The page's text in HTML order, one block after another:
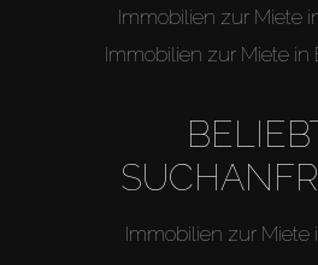
Immobilien zur Miete
Immobilien zur Miete in
Immobilien zur Miete